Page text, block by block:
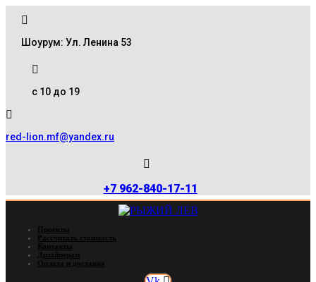
Шоурум: Ул. Ленина 53
с 10 до 19
red-lion.mf@yandex.ru
+7 962-840-17-11
Проекты
Рассчитать стоимость
Контакты
Дизайнерам
Оплата и доставка